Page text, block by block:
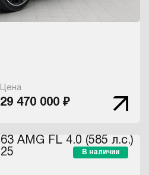
Цена
29 470 000 ₽
В наличии